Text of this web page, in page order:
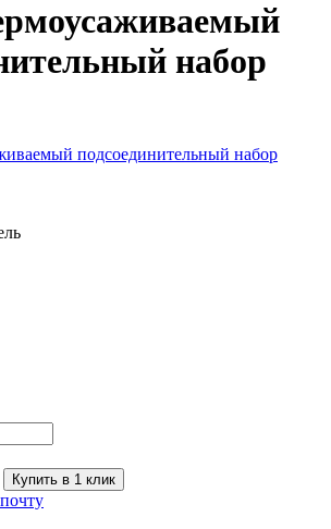
набор
Купить в 1 клик